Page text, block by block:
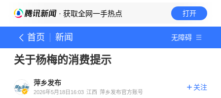
· 获取全网一手热点 打开
首页 新闻 无障碍
关于杨梅的消费提示
萍乡发布
2026年5月18日16:03 江西 萍乡发布官方账号
关注